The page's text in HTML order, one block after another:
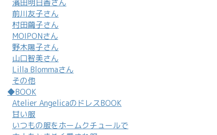
濱田明日香さん
前川友子さん
村田繭子さん
MOIPONさん
野木陽子さん
山口智美さん
Lilla Blommaさん
その他
◆BOOK
Atelier AngelicaのドレスBOOK
甘い服
いつもの服をホームクチュールで